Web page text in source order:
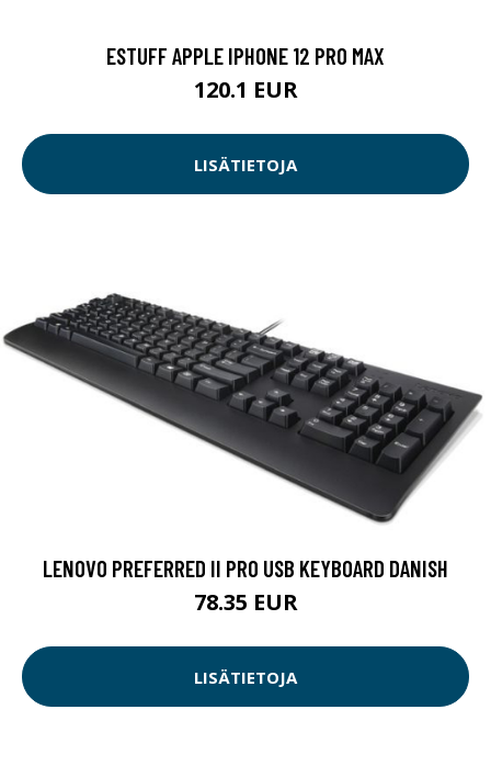
ESTUFF APPLE IPHONE 12 PRO MAX
120.1 EUR
LISÄTIETOJA
LENOVO PREFERRED II PRO USB KEYBOARD DANISH
78.35 EUR
LISÄTIETOJA